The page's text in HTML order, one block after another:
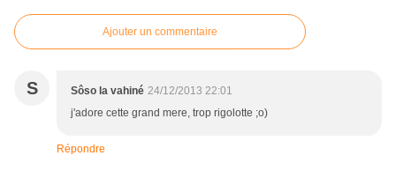
Ajouter un commentaire
S Sôso la vahiné 24/12/2013 22:01
j'adore cette grand mere, trop rigolotte ;o)
Répondre